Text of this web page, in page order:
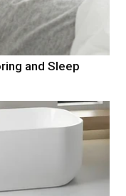
and Sleep